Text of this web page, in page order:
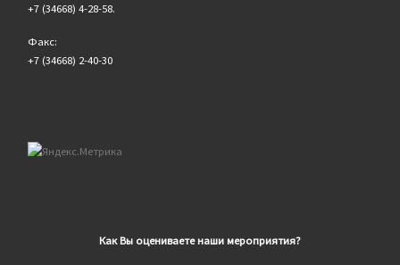
+7 (34668) 4-28-58.
Факс:
+7 (34668) 2-40-30
Как Вы оцениваете наши мероприятия?